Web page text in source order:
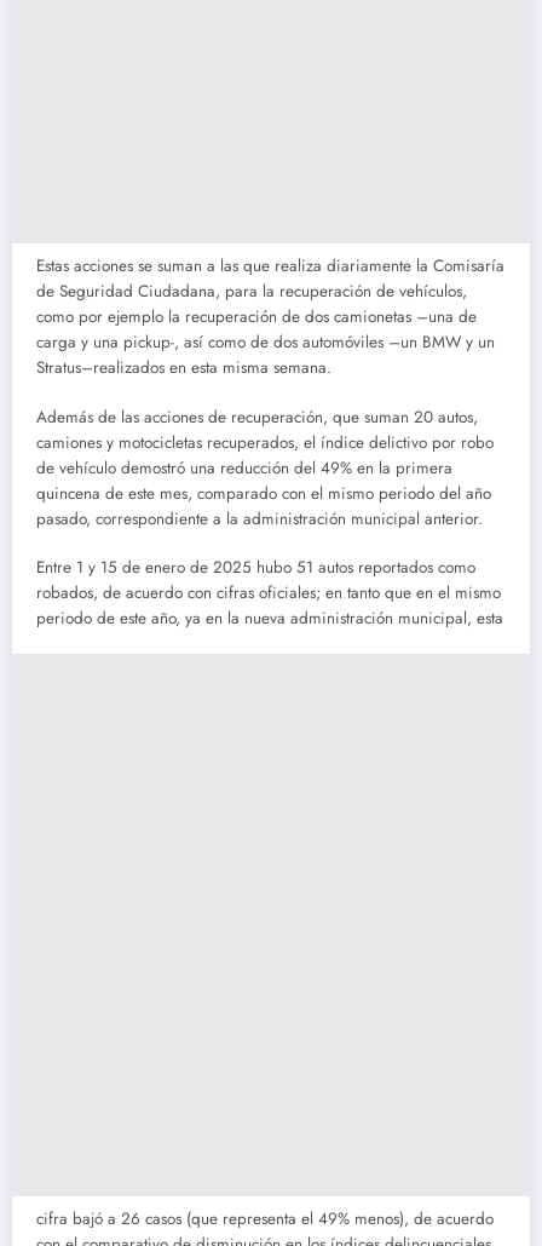
Estas acciones se suman a las que realiza diariamente la Comisaría
de Seguridad Ciudadana, para la recuperación de vehículos,
como por ejemplo la recuperación de dos camionetas –una de
carga y una pickup-, así como de dos automóviles –un BMW y un
Stratus–realizados en esta misma semana.
Además de las acciones de recuperación, que suman 20 autos,
camiones y motocicletas recuperados, el índice delictivo por robo
de vehículo demostró una reducción del 49% en la primera
quincena de este mes, comparado con el mismo periodo del año
pasado, correspondiente a la administración municipal anterior.
Entre 1 y 15 de enero de 2025 hubo 51 autos reportados como
robados, de acuerdo con cifras oficiales; en tanto que en el mismo
periodo de este año, ya en la nueva administración municipal, esta
cifra bajó a 26 casos (que representa el 49% menos), de acuerdo